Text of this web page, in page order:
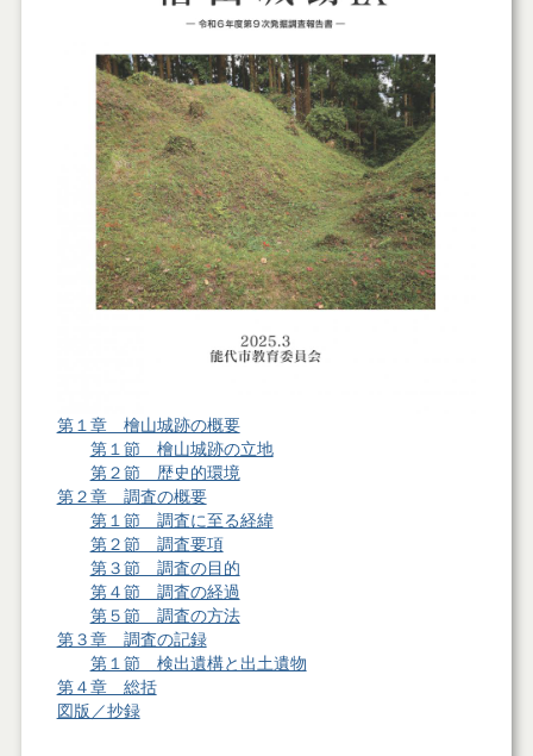
第１章 檜山城跡の概要
第１節 檜山城跡の立地
第２節 歴史的環境
第２章 調査の概要
第１節 調査に至る経緯
第２節 調査要項
第３節 調査の目的
第４節 調査の経過
第５節 調査の方法
第３章 調査の記録
第１節 検出遺構と出土遺物
第４章 総括
図版／抄録